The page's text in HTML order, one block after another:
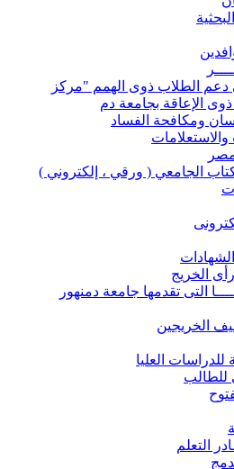
دعم الطلاب ذوى الهمم "مركز
الإعاقة بجامعة دم
ومكافحة الفساد
والاستعلامات
الجامعي ( ورقي ، إلكتروني )
الخريج
التى تقدمها جامعة دمنهور
الخريجين
للدراسات العليا
للطالب
التعلم